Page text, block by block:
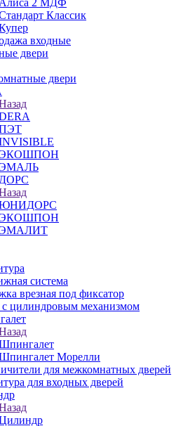
Алиса 2 МДФ
Классик
входные
двери
двери
система
врезная под фиксатор
с цилиндровым механизмом
Морелли
для межкомнатных дверей
для входных дверей